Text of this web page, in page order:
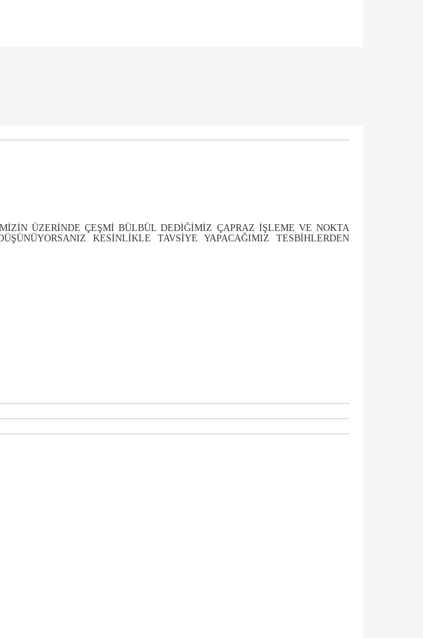
ÜZERINDE ÇEŞMI BÜLBÜL DEDIĞIMIZ ÇAPRAZ IŞLEME VE NOKTA
KESINLIKLE TAVSIYE YAPACAĞIMIZ TESBIHLERDEN